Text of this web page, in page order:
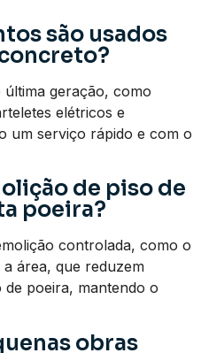
são usados
última geração, como
elétricos e
um serviço rápido e com o
de piso de
poeira?
controlada, como o
área, que reduzem
de poeira, mantendo o
obras